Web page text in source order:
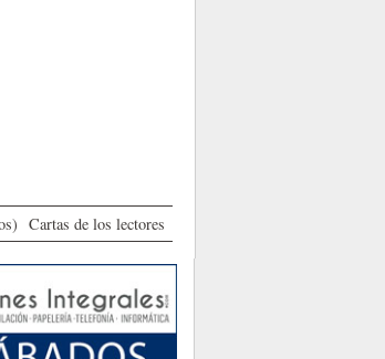
Cartas de los lectores